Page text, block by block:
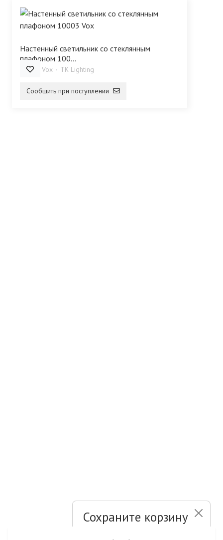
Настенный светильник со стеклянным
плафоном 100...
10003 Vox TK Lighting
Сообщить при поступлении
Сохраните корзину